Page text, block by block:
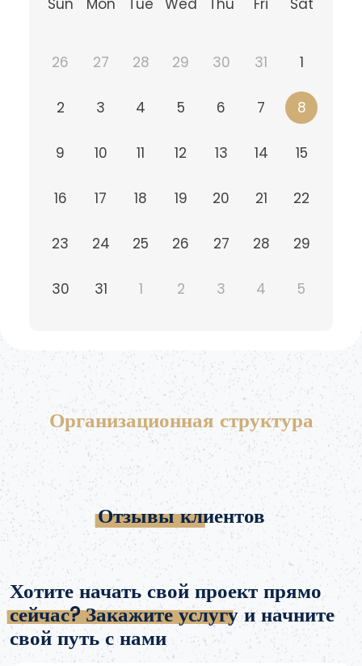
26 27 28 29 30 31 1
2 3 4 5 6 7 8
9 10 11 12 13 14 15
16 17 18 19 20 21 22
23 24 25 26 27 28 29
30 31 1 2 3 4 5
Организационная структура
Отзывы клиентов
Хотите начать свой проект прямо
сейчас? Закажите услугу и начните
свой путь с нами